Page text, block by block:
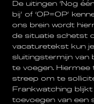
De uitingen ‘Nog
bij’ of ‘OP=OP’
ons brein wordt
de situatie schetst
vacaturetekst kun
sluitingstermijn van
te voegen. Hiermee
streep om te
Frankwatching
toevoegen van een